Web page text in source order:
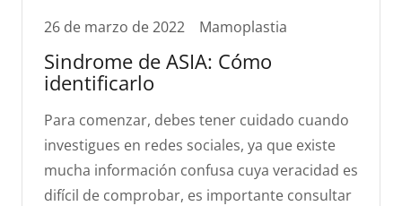
26 de marzo de 2022 Mamoplastia
Sindrome de ASIA: Cómo
identificarlo
Para comenzar, debes tener cuidado cuando
investigues en redes sociales, ya que existe
mucha información confusa cuya veracidad es
difícil de comprobar, es importante consultar